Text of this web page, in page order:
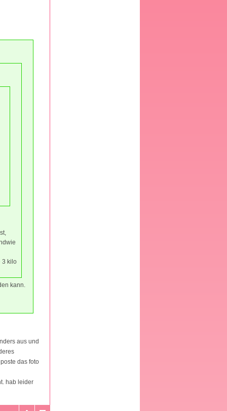
3 kilo
kann.
aus und
das foto
hab leider